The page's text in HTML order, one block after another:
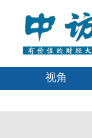
视角